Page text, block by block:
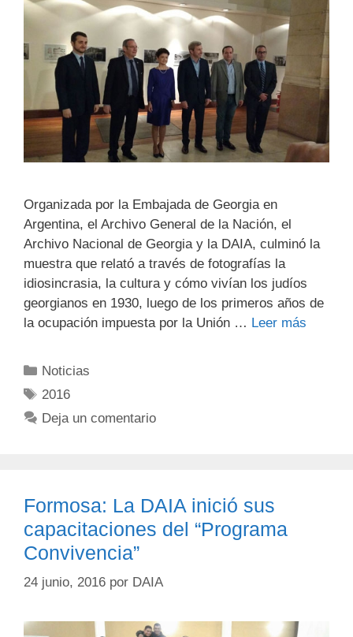
Organizada por la Embajada de Georgia en
Argentina, el Archivo General de la Nación, el
Archivo Nacional de Georgia y la DAIA, culminó la
muestra que relató a través de fotografías la
idiosincrasia, la cultura y cómo vivían los judíos
georgianos en 1930, luego de los primeros ‎años de
la ocupación impuesta por la Unión … Leer más
Noticias
2016
Deja un comentario
Formosa: La DAIA inició sus
capacitaciones del “Programa
Convivencia”
24 junio, 2016 por DAIA